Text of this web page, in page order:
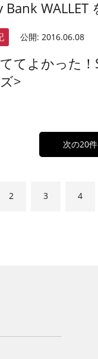
Bank
公開: 2016.06.08
てよかった
>
次の20件
2 3 4